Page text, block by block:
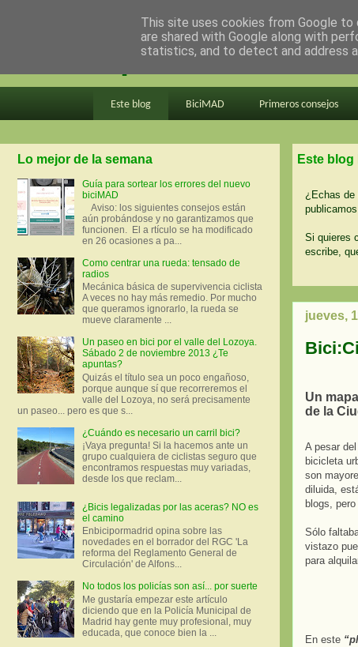
en bici por madrid
Este blog BiciMAD Primeros consejos
Este
¿Echas de
Si quieres
escribe,
jueves,
Un
de la
A pesar
bicicleta
son
diluida,
blogs,
Sólo
vistazo
para
En este
Lo mejor de la semana
Guía para sortear los errores del nuevo
biciMAD
Aviso: los siguientes consejos están
aún probándose y no garantizamos que
funcionen. El a rtículo se ha modificado
en 26 ocasiones a pa...
Como centrar una rueda: tensado de
radios
Mecánica básica de supervivencia ciclista
A veces no hay más remedio. Por mucho
que queramos ignorarlo, la rueda se
mueve claramente ...
Un paseo en bici por el valle del Lozoya.
Sábado 2 de noviembre 2013 ¿Te
apuntas?
Quizás el título sea un poco engañoso,
porque aunque sí que recorreremos el
valle del Lozoya, no será precisamente
un paseo... pero es que s...
¿Cuándo es necesario un carril bici?
¡Vaya pregunta! Si la hacemos ante un
grupo cualquiera de ciclistas seguro que
encontramos respuestas muy variadas,
desde los que reclam...
¿Bicis legalizadas por las aceras? NO es
el camino
Enbicipormadrid opina sobre las
novedades en el borrador del RGC 'La
reforma del Reglamento General de
Circulación' de Alfons...
No todos los policías son así... por suerte
Me gustaría empezar este artículo
diciendo que en la Policía Municipal de
Madrid hay gente muy profesional, muy
educada, que conoce bien la ...
This site uses cookies from Google to
are shared with Google along with
statistics, and to detect and address